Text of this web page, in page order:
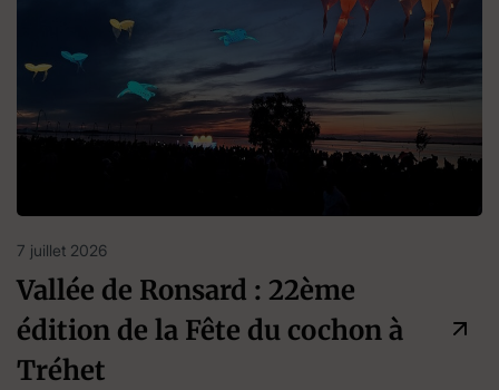
7 juillet 2026
Vallée de Ronsard : 22ème
édition de la Fête du cochon à
Tréhet